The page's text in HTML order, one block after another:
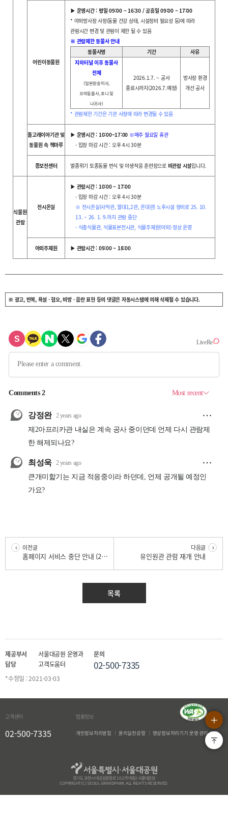
어린이동물원
▶ 운영시간 : 평일 09:00 ~ 16:30 / 공휴일 09:00 ~ 17:00
* 야외방사장 사정(동물 건강 상태, 시설정비 필요성 등)에 따라
관람시간 변경 및 관람이 제한 될 수 있음
※ 관람제한 동물사 안내
동물사명
기간
사유
지하터널 이후 동물사
전체
(일본원숭이사,
꼬마동물사, 포니 및
나귀사)
2026.1.7. ~ 공사
종료시까지(2026.7.예정)
방사장 환경
개선 공사
* 관람제한 기간은 기관 사정에 따라 변경될 수 있음
돌고래이야기관 및
동물원 속 책마루
▶ 운영시간 : 10:00~17:00 ※매주 월요일 휴관
- 입장 마감 시간 : 오후 4시 30분
종보전센터 멸종위기 토종동물 번식 및 야생적응 훈련장으로 비관람 시설입니다.
식물원
관람
전시온실
▶ 관람시간 : 10:00 ~ 17:00
- 입장 마감 시간 : 오후 4시 30분
※ 전시온실(사막관, 열대1,2관, 온대관) 노후시설 정비로 25. 10.
13. ~ 26. 1. 9.까지 관람 중단
- 식충식물관, 식물표본전시관, 식물주제원(야외) 정상 운영
야외주제원 ▶ 관람시간 : 09:00 ~ 18:00
※ 광고, 반복, 욕설 · 혐오, 비방 · 음란 표현 등의 댓글은 자동시스템에 의해 삭제될 수 있습니다.
이전글
홈페이지 서비스 중단 안내 (2.8. 18:00~ 2.12. 14:00)
다음글
유인원관 관람 재개 안내
목록
제공부서
서울대공원 운영과
담당
고객도움터
문의
02-500-7335
*수정일 : 2021-03-03
고객센터
02-500-7335
법률정보
개인정보처리방침 윤리실천강령 영상정보처리기기 운영·관리 방침
경기도 과천시 대공원광장로 102(막계동) 서울대공원
COPYRIGHT(C) SEOUL GRANDPARK. ALL RIGHTS RESERVED.